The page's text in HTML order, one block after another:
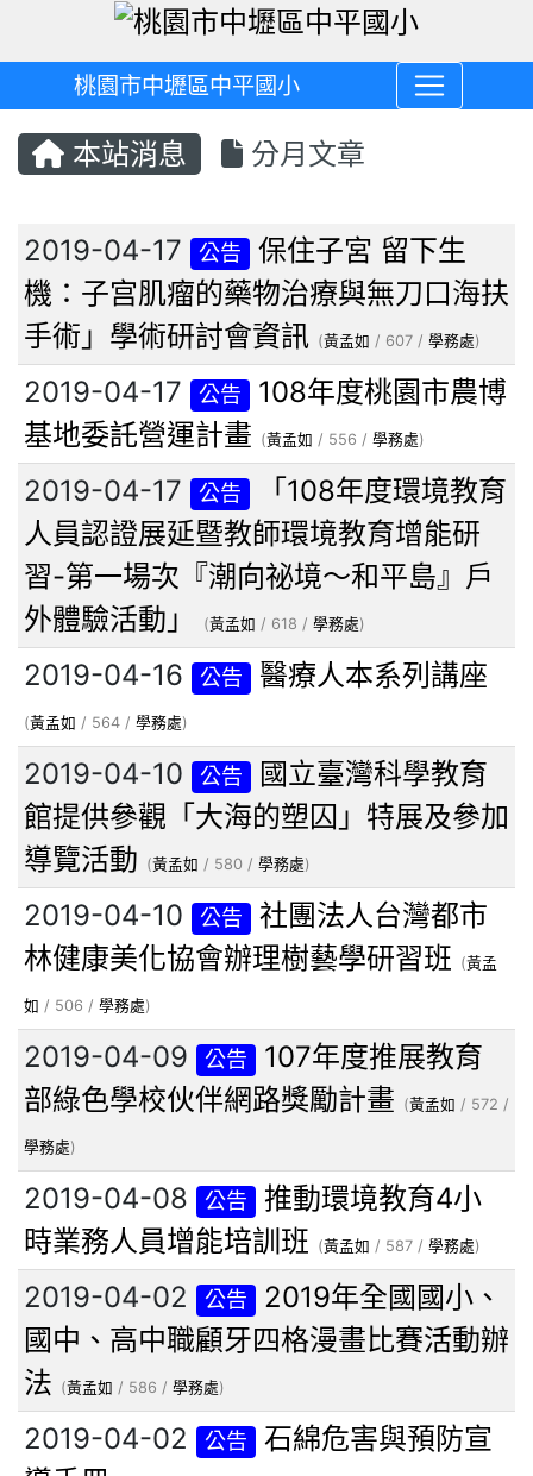
桃園市中壢區中平國小
本站消息 分月文章
文章列表
2019-04-17 公告
保住子宮 留下生
機：子宫肌瘤的藥物治療與無刀口海扶
手術」學術研討會資訊 (黃孟如 / 607 / 學務處)
2019-04-17 公告
108年度桃園市農博
基地委託營運計畫 (黃孟如 / 556 / 學務處)
2019-04-17 公告
「108年度環境教育
人員認證展延暨教師環境教育增能研
習-第一場次『潮向祕境～和平島』戶
外體驗活動」
(黃孟如 / 618 / 學務處)
2019-04-16 公告 醫療人本系列講座
(黃孟如 / 564 / 學務處)
2019-04-10 公告
國立臺灣科學教育
館提供參觀「大海的塑囚」特展及參加
導覽活動 (黃孟如 / 580 / 學務處)
2019-04-10 公告
社團法人台灣都市
林健康美化協會辦理樹藝學研習班 (黃孟
如 / 506 / 學務處)
2019-04-09 公告
107年度推展教育
部綠色學校伙伴網路獎勵計畫 (黃孟如 / 572 /
學務處)
2019-04-08 公告
推動環境教育4小
時業務人員增能培訓班 (黃孟如 / 587 / 學務處)
2019-04-02 公告
2019年全國國小、
國中、高中職顧牙四格漫畫比賽活動辦
法 (黃孟如 / 586 / 學務處)
2019-04-02 公告
石綿危害與預防宣